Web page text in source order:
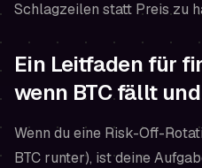
Schlagzeilen statt Preis zu
Ein Leitfaden für
wenn BTC fällt
Wenn du eine Risk-Off-
BTC runter), ist deine